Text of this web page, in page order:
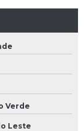
Verde
Leste